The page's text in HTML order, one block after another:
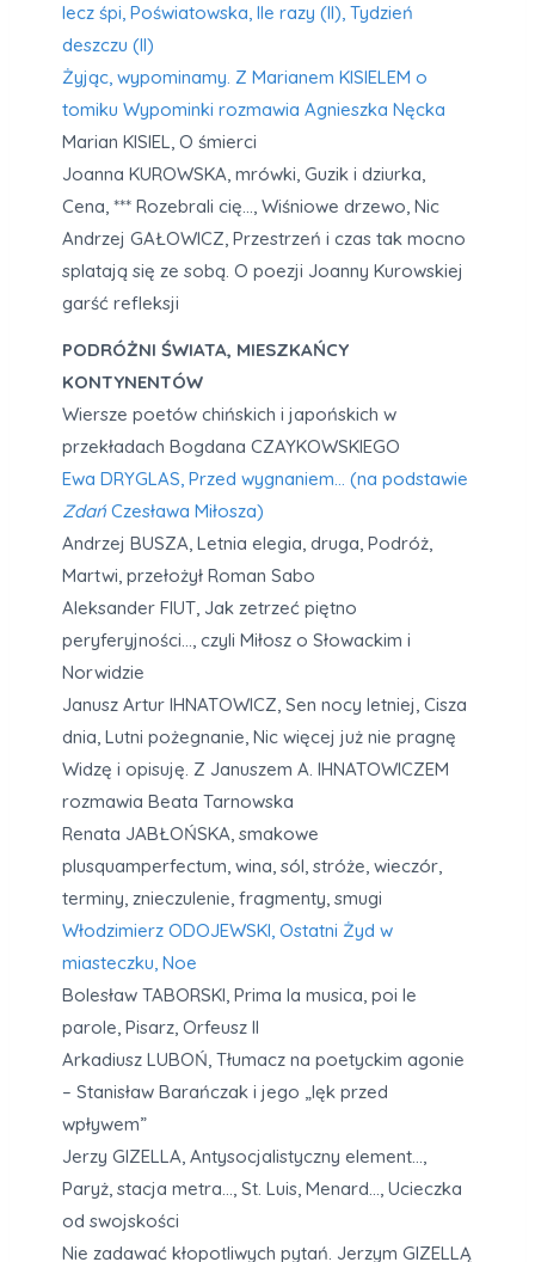
lecz śpi, Poświatowska, Ile razy (II), Tydzień
deszczu (II)
Żyjąc, wypominamy. Z Marianem KISIELEM o
tomiku Wypominki rozmawia Agnieszka Nęcka
Marian KISIEL, O śmierci
Joanna KUROWSKA, mrówki, Guzik i dziurka,
Cena, *** Rozebrali cię…, Wiśniowe drzewo, Nic
Andrzej GAŁOWICZ, Przestrzeń i czas tak mocno
splatają się ze sobą. O poezji Joanny Kurowskiej
garść refleksji
PODRÓŻNI ŚWIATA, MIESZKAŃCY
KONTYNENTÓW
Wiersze poetów chińskich i japońskich w
przekładach Bogdana CZAYKOWSKIEGO
Ewa DRYGLAS, Przed wygnaniem… (na podstawie
Zdań Czesława Miłosza)
Andrzej BUSZA, Letnia elegia, druga, Podróż,
Martwi, przełożył Roman Sabo
Aleksander FIUT, Jak zetrzeć piętno
peryferyjności…, czyli Miłosz o Słowackim i
Norwidzie
Janusz Artur IHNATOWICZ, Sen nocy letniej, Cisza
dnia, Lutni pożegnanie, Nic więcej już nie pragnę
Widzę i opisuję. Z Januszem A. IHNATOWICZEM
rozmawia Beata Tarnowska
Renata JABŁOŃSKA, smakowe
plusquamperfectum, wina, sól, stróże, wieczór,
terminy, znieczulenie, fragmenty, smugi
Włodzimierz ODOJEWSKI, Ostatni Żyd w
miasteczku, Noe
Bolesław TABORSKI, Prima la musica, poi le
parole, Pisarz, Orfeusz II
Arkadiusz LUBOŃ, Tłumacz na poetyckim agonie
– Stanisław Barańczak i jego „lęk przed
wpływem”
Jerzy GIZELLA, Antysocjalistyczny element…,
Paryż, stacja metra…, St. Luis, Menard…, Ucieczka
od swojskości
Nie zadawać kłopotliwych pytań. Jerzym GIZELLĄ